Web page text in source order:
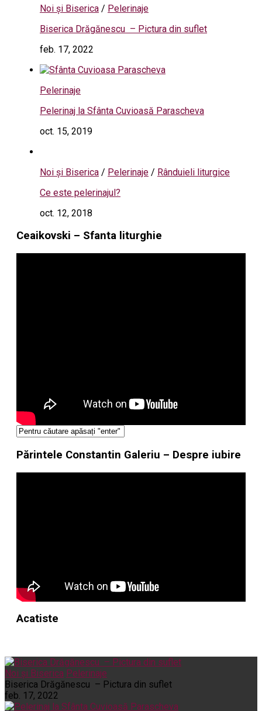
Noi și Biserica / Pelerinaje
Biserica Drăgănescu – Pictura din suflet
feb. 17, 2022
Pelerinaje
Pelerinaj la Sfânta Cuvioasă Parascheva
oct. 15, 2019
Noi și Biserica / Pelerinaje / Rânduieli liturgice
Ce este pelerinajul?
oct. 12, 2018
Ceaikovski – Sfanta liturghie
Părintele Constantin Galeriu – Despre iubire
Acatiste
Noi și Biserica Pelerinaje
Biserica Drăgănescu – Pictura din suflet
feb. 17, 2022